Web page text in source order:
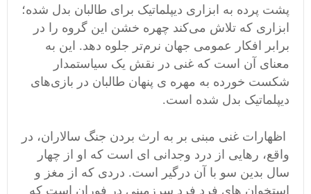
پشت پرده به ابزاری دیپلماتیک برای طالبان بدل شده؛
ابزاری که تلاش می‌کند چهره خشن این گروه را در
برابر افکار عمومی جهان نرم‌تر جلوه دهد. این به
معنای آن است که غنی در نقش یک سیاستمدار
شکست خورده به مهره ی پنهان طالبان در بازی‌های
دیپلماتیک بدل شده است.
اظهارات غنی مبنی بر به ارث بردن جنگ سالاران، در
واقع، رهایی از درد وجدانی ای است که او از چهار
سال بدین سو با آن درگیر است. دردی که از مغز و
استخوان های فرد فرد سرزمینی در فوران است که